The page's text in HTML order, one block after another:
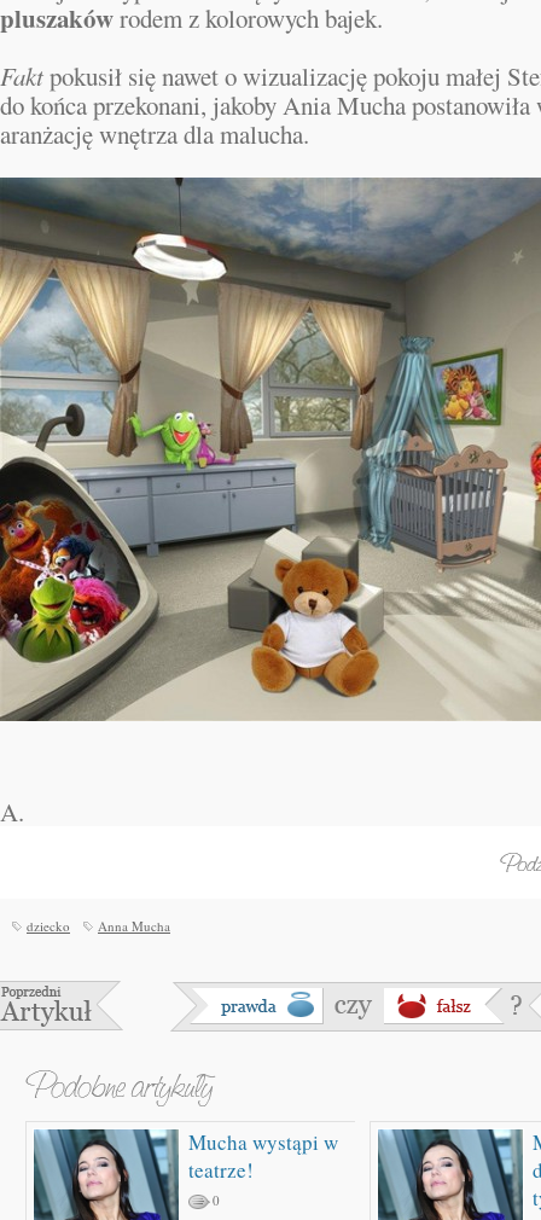
pluszakówrodem z kolorowych bajek.
Faktpokusił się nawet o wizualizację pokoju małej
do końca przekonani, jakoby Ania Mucha postanowiła
aranżację wnętrza dla malucha.
A.
dziecko Anna Mucha
Mucha wystąpi w
teatrze!
0